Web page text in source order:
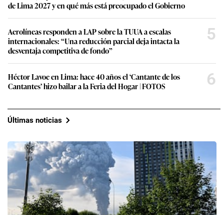
de Lima 2027 y en qué más está preocupado el Gobierno
Aerolíneas responden a LAP sobre la TUUA a escalas
internacionales: “Una reducción parcial deja intacta la
desventaja competitiva de fondo”
5
Héctor Lavoe en Lima: hace 40 años el ‘Cantante de los
Cantantes’ hizo bailar a la Feria del Hogar | FOTOS
6
Últimas noticias